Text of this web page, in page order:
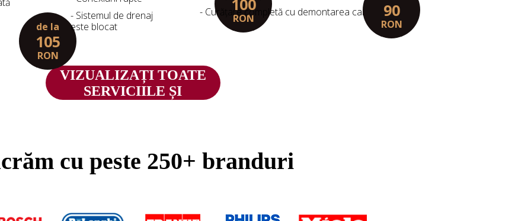
de la
105
RON
- Sistemul de drenaj
este blocat
RON
- Curățare completă cu demontarea carcasei90
RON
VIZUALIZAȚI TOATE
SERVICIILE ȘI
cu peste 250+ branduri